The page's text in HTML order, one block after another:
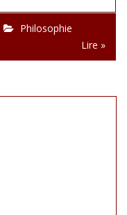
Philosophie
Lire »